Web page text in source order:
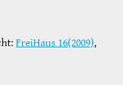
FreiHaus 16(2009),